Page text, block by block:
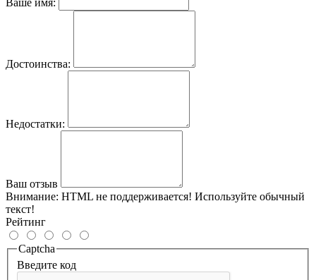
Достоинства:
Недостатки:
Ваш отзыв
Внимание: HTML не поддерживается! Используйте обычный
текст!
Рейтинг
Captcha
Введите код